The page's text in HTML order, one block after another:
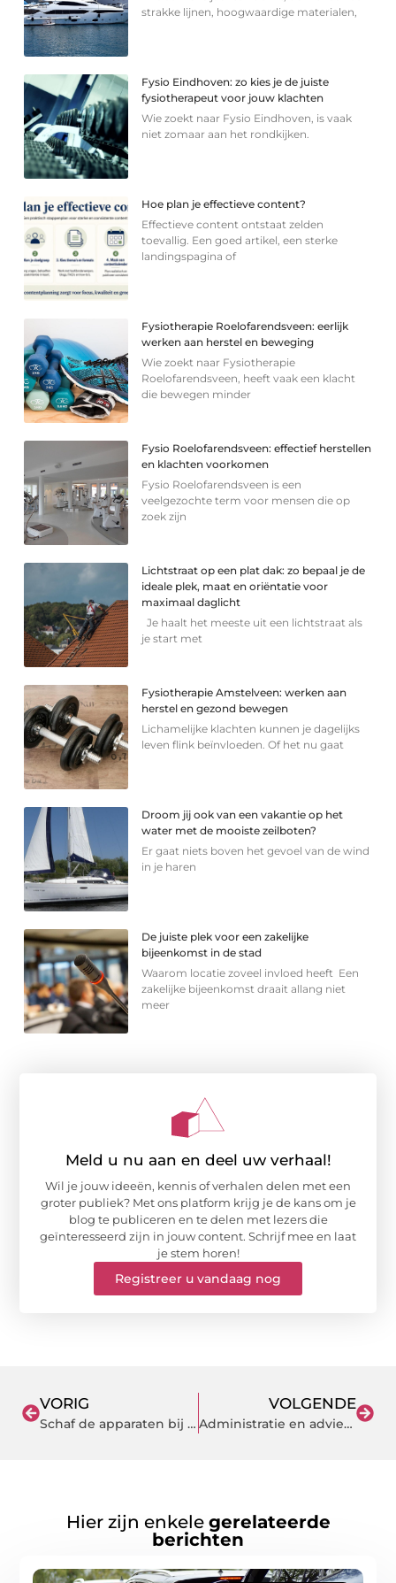
strakke lijnen, hoogwaardige materialen,
Fysio Eindhoven: zo kies je de juiste
fysiotherapeut voor jouw klachten
Wie zoekt naar Fysio Eindhoven, is vaak
niet zomaar aan het rondkijken.
Hoe plan je effectieve content?
Effectieve content ontstaat zelden
toevallig. Een goed artikel, een sterke
landingspagina of
Fysiotherapie Roelofarendsveen: eerlijk
werken aan herstel en beweging
Wie zoekt naar Fysiotherapie
Roelofarendsveen, heeft vaak een klacht
die bewegen minder
Fysio Roelofarendsveen: effectief herstellen
en klachten voorkomen
Fysio Roelofarendsveen is een
veelgezochte term voor mensen die op
zoek zijn
Lichtstraat op een plat dak: zo bepaal je de
ideale plek, maat en oriëntatie voor
maximaal daglicht
Je haalt het meeste uit een lichtstraat als
je start met
Fysiotherapie Amstelveen: werken aan
herstel en gezond bewegen
Lichamelijke klachten kunnen je dagelijks
leven flink beïnvloeden. Of het nu gaat
Droom jij ook van een vakantie op het
water met de mooiste zeilboten?
Er gaat niets boven het gevoel van de wind
in je haren
De juiste plek voor een zakelijke
bijeenkomst in de stad
Waarom locatie zoveel invloed heeft Een
zakelijke bijeenkomst draait allang niet
meer
Meld u nu aan en deel uw verhaal!
Wil je jouw ideeën, kennis of verhalen delen met een
groter publiek? Met ons platform krijg je de kans om je
blog te publiceren en te delen met lezers die
geïnteresseerd zijn in jouw content. Schrijf mee en laat
je stem horen!
Registreer u vandaag nog
VORIG
Schaf de apparaten bij dit bedrijf aan voor werkzaamheden op het gebied van vaatdiagnostiek
VOLGENDE
Administratie en advies voor burgers in Den Haag
Hier zijn enkele gerelateerde
berichten